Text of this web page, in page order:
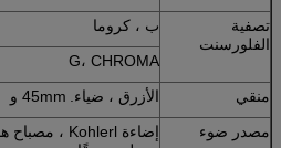
تصفية
الفلورسنت
ب ، كروما
G، CHROMA
منقي
الأزرق ، ضياء. 45mm و
مصدر ضوء